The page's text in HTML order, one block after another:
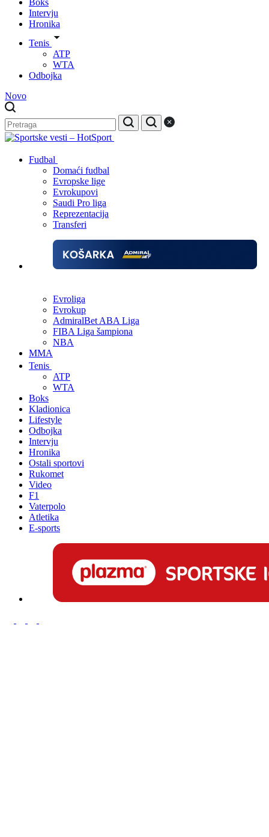
Boks
Intervju
Hronika
Tenis
ATP
WTA
Odbojka
Novo
Fudbal
Domaći fudbal
Evropske lige
Evrokupovi
Saudi Pro liga
Reprezentacija
Transferi
Evroliga
Evrokup
AdmiralBet ABA Liga
FIBA Liga šampiona
NBA
MMA
Tenis
ATP
WTA
Boks
Kladionica
Lifestyle
Odbojka
Intervju
Hronika
Ostali sportovi
Rukomet
Video
F1
Vaterpolo
Atletika
E-sports